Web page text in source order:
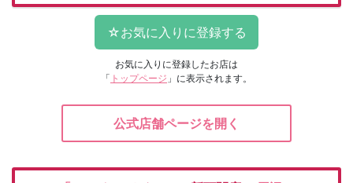
お気に入りに登録したお店は
「 トップページ 」に表示されます。
公式店舗ページを開く